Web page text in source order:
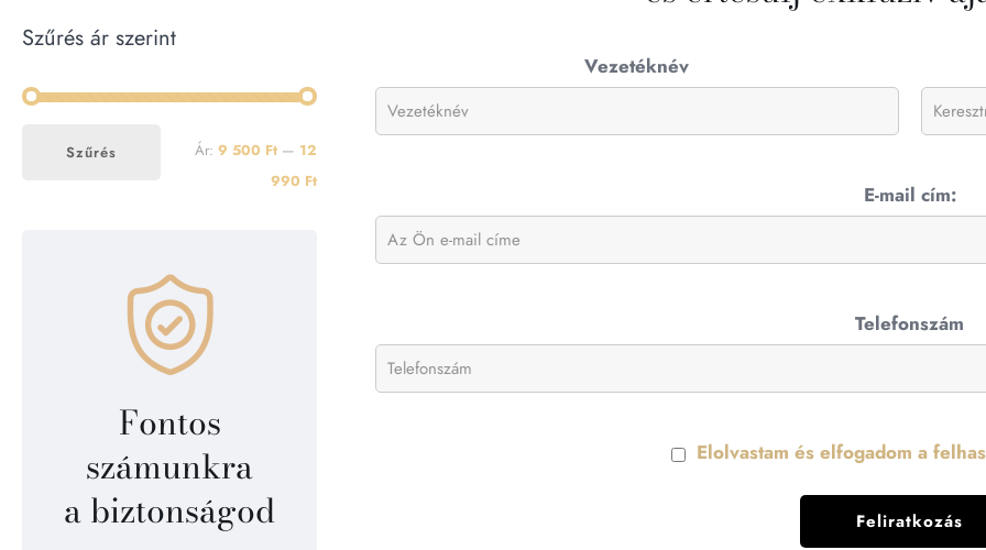
Vezetéknév
E-mail cím:
Telefonszám
Elolvastam és elfogadom a
Szűrés ár szerint
Szűrés Ár:9 500 Ft — 12
990 Ft
Fontos
számunkra
a biztonságod